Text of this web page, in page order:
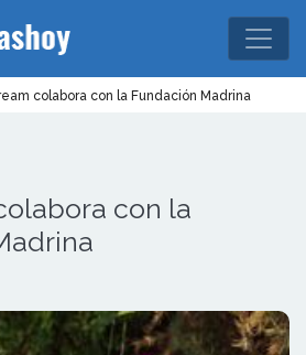
colabora con la Fundación Madrina
con la